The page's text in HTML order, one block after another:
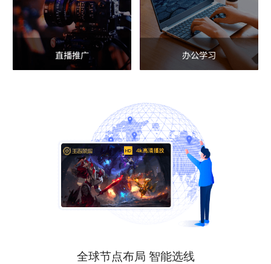
直播推广 办公学习
全球节点布局 智能选线